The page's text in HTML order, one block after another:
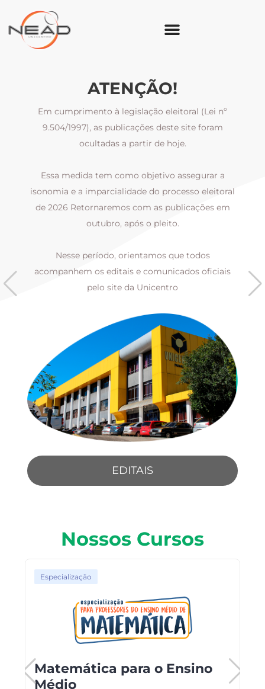
ATENÇÃO!
Em cumprimento à legislação eleitoral (Lei nº
9.504/1997), as publicações deste site foram
ocultadas a partir de hoje.
Essa medida tem como objetivo assegurar a
isonomia e a imparcialidade do processo eleitoral
de 2026 Retornaremos com as publicações em
outubro, após o pleito.
Nesse período, orientamos que todos
acompanhem os editais e comunicados oficiais
pelo site da Unicentro
EDITAIS
Nossos Cursos
Especialização
Matemática para o Ensino
Médio